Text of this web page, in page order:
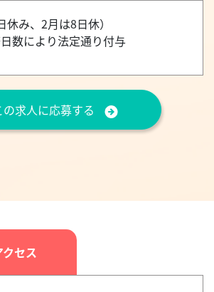
み、2月は8日休）
数により法定通り付与
の求人に応募する
セス